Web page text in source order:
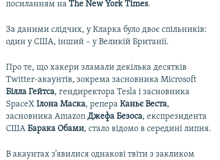
посиланням на The New York Times​.
За даними слідчих, у Кларка було двоє спільників:
один у США, інший – у Великій Британії.
Про те, що хакери зламали декілька десятків
Twitter-акаунтів, зокрема засновника Microsoft
Білла Гейтса, гендиректора Tesla і засновника
SpaceX Ілона Маска, репера Каньє Веста,
засновника Amazon Джефа Безоса, експрезидента
США Барака Обами, стало відомо в середині липня.
В акаунтах з’явилися однакові твіти з закликом